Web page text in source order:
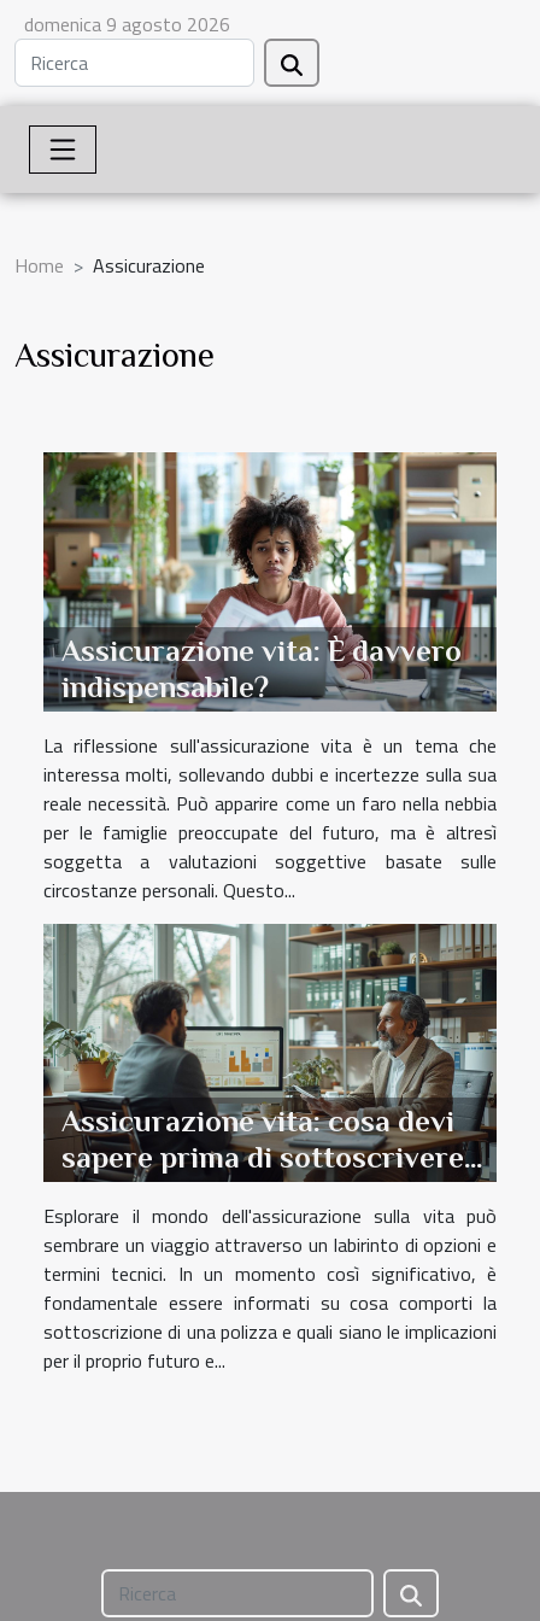
domenica 9 agosto 2026
Home Assicurazione
Assicurazione
Assicurazione vita: È davvero
indispensabile?
La riflessione sull'assicurazione vita è un tema che
interessa molti, sollevando dubbi e incertezze sulla sua
reale necessità. Può apparire come un faro nella nebbia
per le famiglie preoccupate del futuro, ma è altresì
soggetta a valutazioni soggettive basate sulle
circostanze personali. Questo...
Assicurazione vita: cosa devi
sapere prima di sottoscrivere
una polizza
Esplorare il mondo dell'assicurazione sulla vita può
sembrare un viaggio attraverso un labirinto di opzioni e
termini tecnici. In un momento così significativo, è
fondamentale essere informati su cosa comporti la
sottoscrizione di una polizza e quali siano le implicazioni
per il proprio futuro e...